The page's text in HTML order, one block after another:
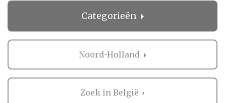
Categorieën
Noord-Holland
Zoek in België